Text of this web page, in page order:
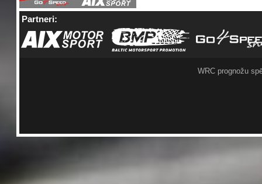
Partneri:
WRC prognožu